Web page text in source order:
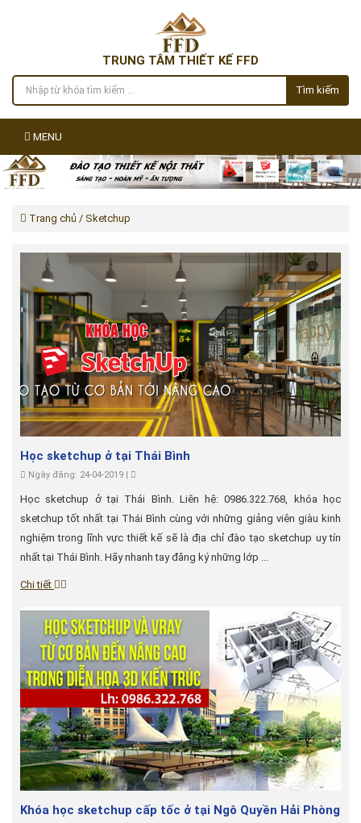
TRUNG TÂM THIẾT KẾ FFD
Tìm kiếm
MENU
Trang chủ / Sketchup
Học sketchup ở tại Thái Bình
Ngày đăng: 24-04-2019 |
Học sketchup ở tại Thái Bình. Liên hệ: 0986.322.768, khóa học
sketchup tốt nhất tại Thái Bình cùng với những giảng viên giàu kinh
nghiệm trong lĩnh vực thiết kế sẽ là địa chỉ đào tạo sketchup uy tín
nhất tại Thái Bình. Hãy nhanh tay đăng ký những lớp ...
Chi tiết
Khóa học sketchup cấp tốc ở tại Ngô Quyền Hải Phòng